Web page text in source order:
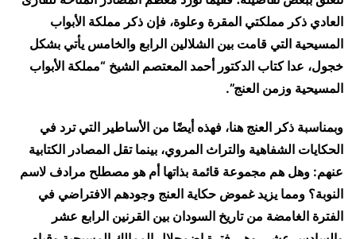
العادي ذكر مملكتي المقرة وعلوة، فإن ذكر مملكة الأبواب
المسيحية التي قامت بين الشلالين الرابع والخامس يأتي بشكل
خجول، عدا كتاب الدكتور أحمد المعتصم الشيخ “مملكة الأبواب
المسيحية وزمن العنج”.
وبمناسبة ذكر العنج هنا، فهذه أيضًا من الأساطير التي ترد في
الحكايات الشفاهية والتراث المروي، بينما تقل المصادر الكتابية
عنهم: وهل هم مجموعة قائمة بذاتها أم هو مصطلح مرادف لاسم
النوبة؟ ومما يزيد غموض حكاية العنج وجودهم الافتراضي في
الفترة الغامضة من تاريخ السودان بين القرنين الرابع عشر